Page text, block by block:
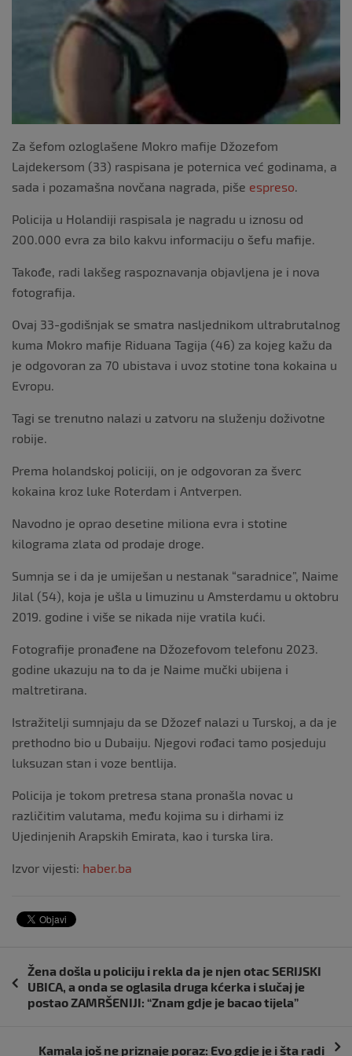
o
k
Za šefom ozloglašene Mokro mafije Džozefom
Lajdekersom (33) raspisana je poternica već godinama, a
sada i pozamašna novčana nagrada, piše espreso
Policija u Holandiji raspisala je nagradu u iznosu od
200.000 evra za bilo kakvu informaciju o šefu mafije.
Takođe, radi lakšeg raspoznavanja objavljena je i nova
fotografija.
Ovaj 33-godišnjak se smatra nasljednikom ultrabrutalnog
kuma Mokro mafije Riduana Tagija (46) za kojeg kažu da
je odgovoran za 70 ubistava i uvoz stotine tona kokaina u
Evropu.
Tagi se trenutno nalazi u zatvoru na služenju doživotne
robije.
Prema holandskoj policiji, on je odgovoran za šverc
kokaina kroz luke Roterdam i Antverpen.
Navodno je oprao desetine miliona evra i stotine
kilograma zlata od prodaje droge.
Sumnja se i da je umiješan u nestanak “saradnice”, Naime
Jilal (54), koja je ušla u limuzinu u Amsterdamu u oktobru
2019. godine i više se nikada nije vratila kući.
Fotografije pronađene na Džozefovom telefonu 2023.
godine ukazuju na to da je Naime mučki ubijena i
maltretirana.
Istražitelji sumnjaju da se Džozef nalazi u Turskoj, a da je
prethodno bio u Dubaiju. Njegovi rođaci tamo posjeduju
luksuzan stan i voze bentlija.
Policija je tokom pretresa stana pronašla novac u
različitim valutama, među kojima su i dirhami iz
Ujedinjenih Arapskih Emirata, kao i turska lira.
Izvor vijesti: haber.ba
Navigacija
objava
Žena došla u policiju i rekla da je njen otac SERIJSKI
UBICA, a onda se oglasila druga kćerka i slučaj je
postao ZAMRŠENIJI: “Znam gdje je bacao tijela”
Kamala još ne priznaje poraz: Evo gdje je i šta radi